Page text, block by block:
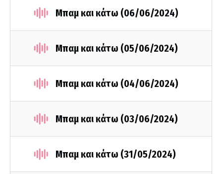
Μπαμ και κάτω (06/06/2024)
Μπαμ και κάτω (05/06/2024)
Mπαμ και κάτω (04/06/2024)
Mπαμ και κάτω (03/06/2024)
Μπαμ και κάτω (31/05/2024)